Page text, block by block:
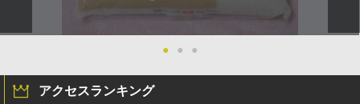
● ● ●
アクセスランキング